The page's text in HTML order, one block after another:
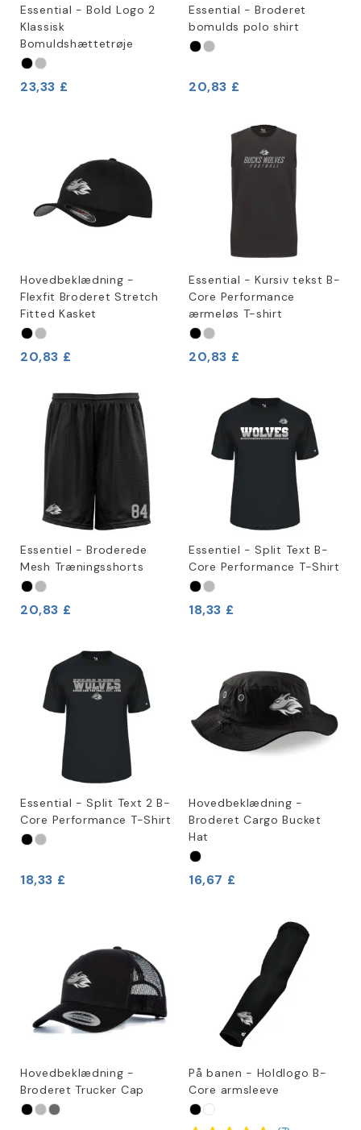
Essential - Bold Logo 2
Klassisk
Bomuldshættetrøje
23,33 £
Essential - Broderet
bomulds polo shirt
20,83 £
Hovedbeklædning -
Flexfit Broderet Stretch
Fitted Kasket
20,83 £
Essential - Kursiv tekst B-
Core Performance
ærmeløs T-shirt
20,83 £
Essentiel - Broderede
Mesh Træningsshorts
20,83 £
Essentiel - Split Text B-
Core Performance T-Shirt
18,33 £
Essential - Split Text 2 B-
Core Performance T-Shirt
18,33 £
Hovedbeklædning -
Broderet Cargo Bucket
Hat
16,67 £
Hovedbeklædning -
Broderet Trucker Cap
På banen - Holdlogo B-
Core armsleeve